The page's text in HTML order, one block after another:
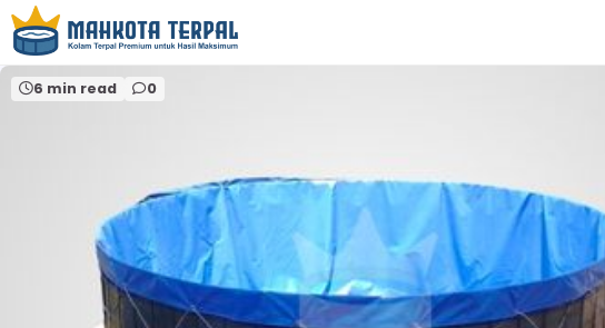
Home perlengkapan perikanan indramayu
6 min read 0